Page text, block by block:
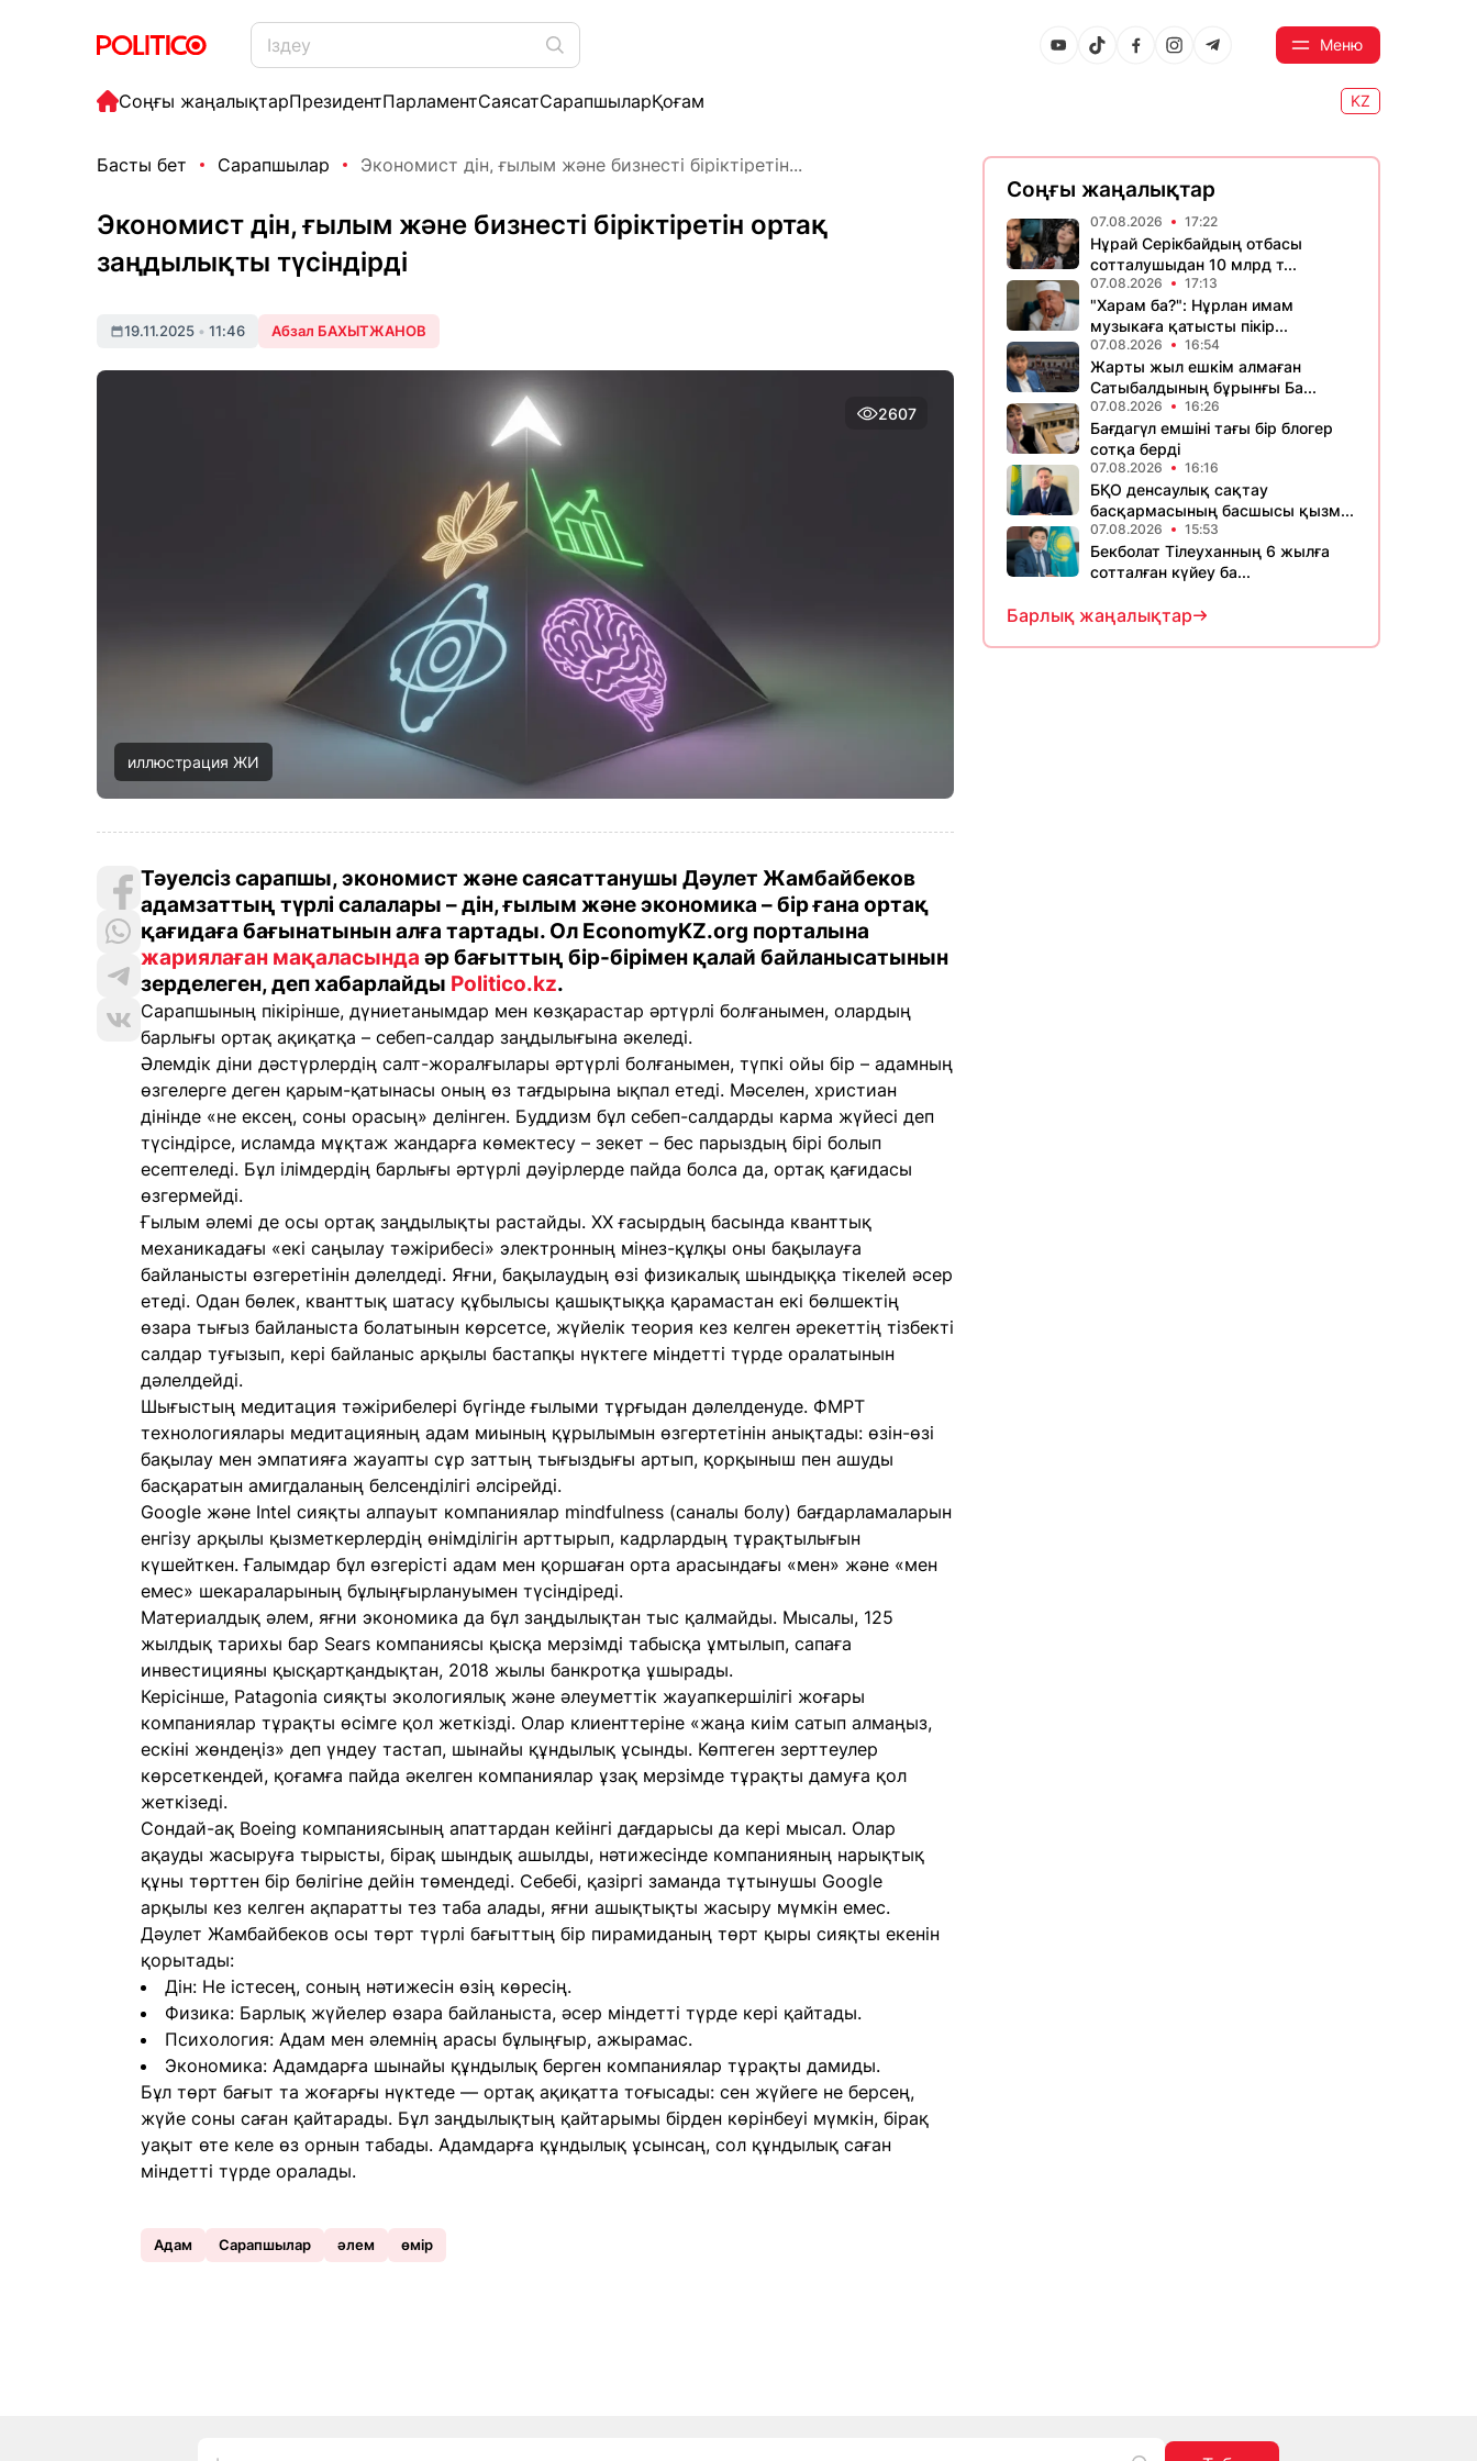
Меню
Соңғы жаңалықтарПрезидентПарламентСаясатСарапшыларҚоғам KZ
Басты бет Сарапшылар Экономист дін, ғылым және бизнесті біріктіретін...
Экономист дін, ғылым және бизнесті біріктіретін ортақ
заңдылықты түсіндірді
19.11.2025 • 11:46 Абзал БАХЫТЖАНОВ
2607
иллюстрация ЖИ
Тәуелсіз сарапшы, экономист және саясаттанушы Дәулет Жамбайбеков
адамзаттың түрлі салалары – дін, ғылым және экономика – бір ғана ортақ
қағидаға бағынатынын алға тартады. Ол EconomyKZ.org порталына
жариялаған мақаласында әр бағыттың бір-бірімен қалай байланысатынын
зерделеген, деп хабарлайды Politico.kz.
Сарапшының пікірінше, дүниетанымдар мен көзқарастар әртүрлі болғанымен, олардың
барлығы ортақ ақиқатқа – себеп-салдар заңдылығына әкеледі.
Әлемдік діни дәстүрлердің салт-жоралғылары әртүрлі болғанымен, түпкі ойы бір – адамның
өзгелерге деген қарым-қатынасы оның өз тағдырына ықпал етеді. Мәселен, христиан
дінінде «не ексең, соны орасың» делінген. Буддизм бұл себеп-салдарды карма жүйесі деп
түсіндірсе, исламда мұқтаж жандарға көмектесу – зекет – бес парыздың бірі болып
есептеледі. Бұл ілімдердің барлығы әртүрлі дәуірлерде пайда болса да, ортақ қағидасы
өзгермейді.
Ғылым әлемі де осы ортақ заңдылықты растайды. XX ғасырдың басында кванттық
механикадағы «екі саңылау тәжірибесі» электронның мінез-құлқы оны бақылауға
байланысты өзгеретінін дәлелдеді. Яғни, бақылаудың өзі физикалық шындыққа тікелей әсер
етеді. Одан бөлек, кванттық шатасу құбылысы қашықтыққа қарамастан екі бөлшектің
өзара тығыз байланыста болатынын көрсетсе, жүйелік теория кез келген әрекеттің тізбекті
салдар туғызып, кері байланыс арқылы бастапқы нүктеге міндетті түрде оралатынын
дәлелдейді.
Шығыстың медитация тәжірибелері бүгінде ғылыми тұрғыдан дәлелденуде. ФМРТ
технологиялары медитацияның адам миының құрылымын өзгертетінін анықтады: өзін-өзі
бақылау мен эмпатияға жауапты сұр заттың тығыздығы артып, қорқыныш пен ашуды
басқаратын амигдаланың белсенділігі әлсірейді.
Google және Intel сияқты алпауыт компаниялар mindfulness (саналы болу) бағдарламаларын
енгізу арқылы қызметкерлердің өнімділігін арттырып, кадрлардың тұрақтылығын
күшейткен. Ғалымдар бұл өзгерісті адам мен қоршаған орта арасындағы «мен» және «мен
емес» шекараларының бұлыңғырлануымен түсіндіреді.
Материалдық әлем, яғни экономика да бұл заңдылықтан тыс қалмайды. Мысалы, 125
жылдық тарихы бар Sears компаниясы қысқа мерзімді табысқа ұмтылып, сапаға
инвестицияны қысқартқандықтан, 2018 жылы банкротқа ұшырады.
Керісінше, Patagonia сияқты экологиялық және әлеуметтік жауапкершілігі жоғары
компаниялар тұрақты өсімге қол жеткізді. Олар клиенттеріне «жаңа киім сатып алмаңыз,
ескіні жөндеңіз» деп үндеу тастап, шынайы құндылық ұсынды. Көптеген зерттеулер
көрсеткендей, қоғамға пайда әкелген компаниялар ұзақ мерзімде тұрақты дамуға қол
жеткізеді.
Сондай-ақ Boeing компаниясының апаттардан кейінгі дағдарысы да кері мысал. Олар
ақауды жасыруға тырысты, бірақ шындық ашылды, нәтижесінде компанияның нарықтық
құны төрттен бір бөлігіне дейін төмендеді. Себебі, қазіргі заманда тұтынушы Google
арқылы кез келген ақпаратты тез таба алады, яғни ашықтықты жасыру мүмкін емес.
Дәулет Жамбайбеков осы төрт түрлі бағыттың бір пирамиданың төрт қыры сияқты екенін
қорытады:
Дін: Не істесең, соның нәтижесін өзің көресің.
Физика: Барлық жүйелер өзара байланыста, әсер міндетті түрде кері қайтады.
Психология: Адам мен әлемнің арасы бұлыңғыр, ажырамас.
Экономика: Адамдарға шынайы құндылық берген компаниялар тұрақты дамиды.
Бұл төрт бағыт та жоғарғы нүктеде — ортақ ақиқатта тоғысады: сен жүйеге не берсең,
жүйе соны саған қайтарады. Бұл заңдылықтың қайтарымы бірден көрінбеуі мүмкін, бірақ
уақыт өте келе өз орнын табады. Адамдарға құндылық ұсынсаң, сол құндылық саған
міндетті түрде оралады.
Адам Сарапшылар әлем өмір
Соңғы жаңалықтар
07.08.2026 17:22
Нұрай Серікбайдың отбасы
сотталушыдан 10 млрд т...
07.08.2026 17:13
"Харам ба?": Нұрлан имам
музыкаға қатысты пікір...
07.08.2026 16:54
Жарты жыл ешкім алмаған
Сатыбалдының бұрынғы Ба...
07.08.2026 16:26
Бағдагүл емшіні тағы бір блогер
сотқа берді
07.08.2026 16:16
БҚО денсаулық сақтау
басқармасының басшысы қызм...
07.08.2026 15:53
Бекболат Тілеуханның 6 жылға
сотталған күйеу ба...
Барлық жаңалықтар